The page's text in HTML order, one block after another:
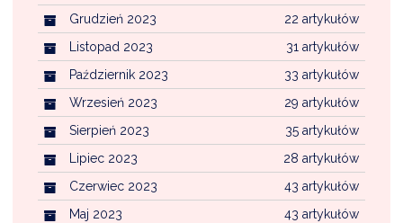
22 artykułów
Grudzień 2023
31 artykułów
Listopad 2023
33 artykułów
Październik 2023
29 artykułów
Wrzesień 2023
35 artykułów
Sierpień 2023
28 artykułów
Lipiec 2023
43 artykułów
Czerwiec 2023
43 artykułów
Maj 2023